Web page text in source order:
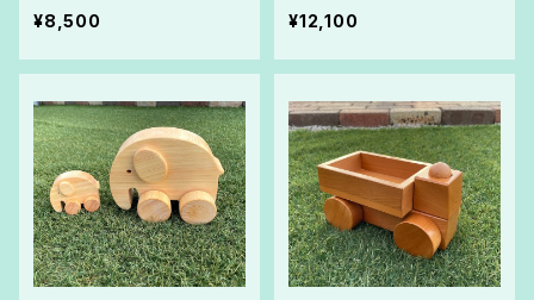
檜）
¥8,500
蓋つき檜箱入り 箱は木曽
檜の新バージョンです
¥12,100